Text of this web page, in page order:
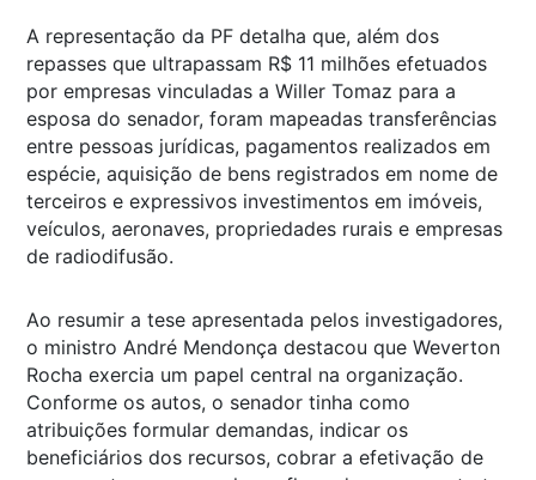
A representação da PF detalha que, além dos
repasses que ultrapassam R$ 11 milhões efetuados
por empresas vinculadas a Willer Tomaz para a
esposa do senador, foram mapeadas transferências
entre pessoas jurídicas, pagamentos realizados em
espécie, aquisição de bens registrados em nome de
terceiros e expressivos investimentos em imóveis,
veículos, aeronaves, propriedades rurais e empresas
de radiodifusão.
Ao resumir a tese apresentada pelos investigadores,
o ministro André Mendonça destacou que Weverton
Rocha exercia um papel central na organização.
Conforme os autos, o senador tinha como
atribuições formular demandas, indicar os
beneficiários dos recursos, cobrar a efetivação de